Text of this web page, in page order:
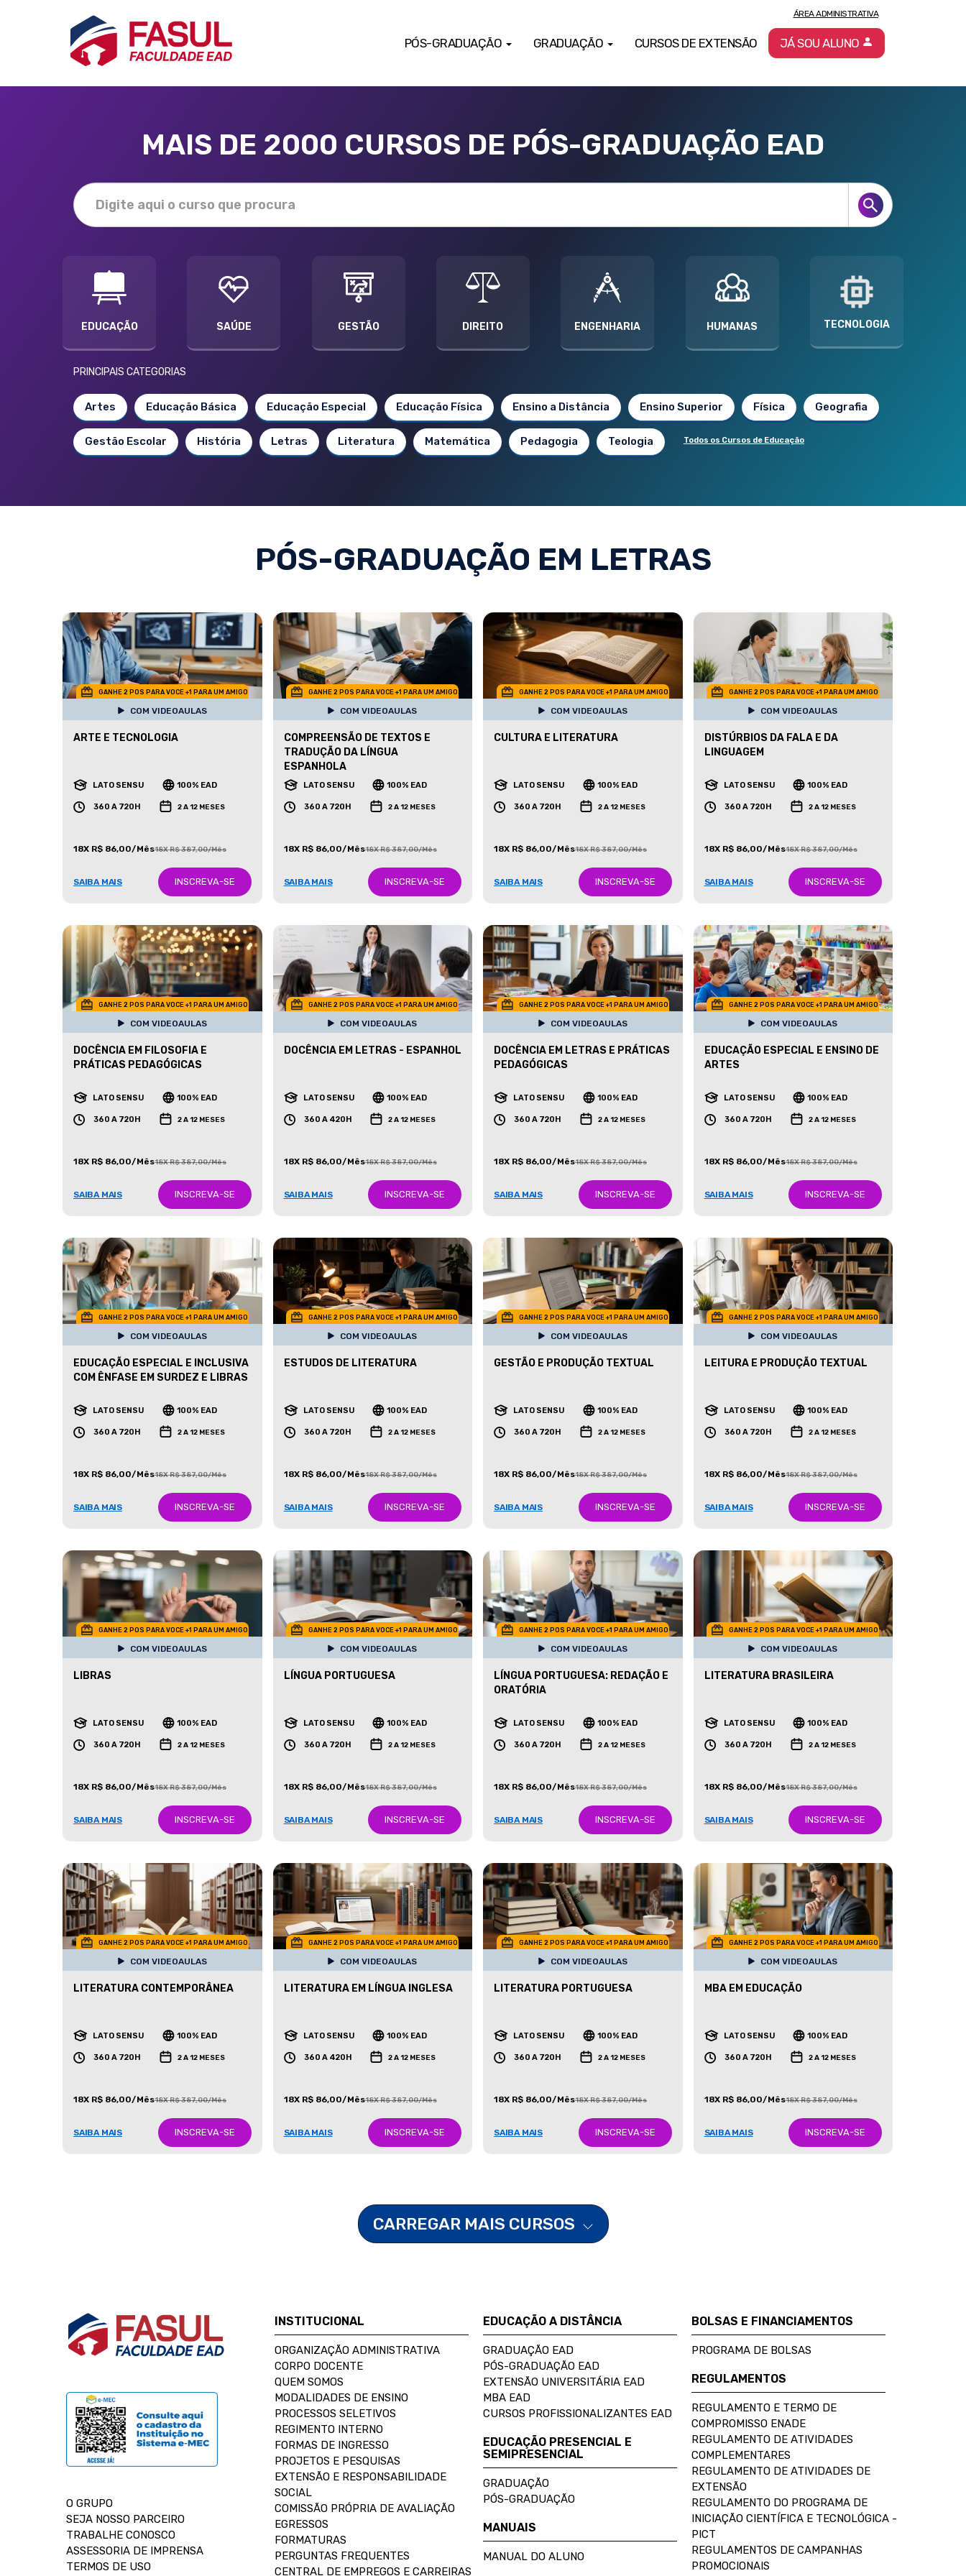
PÓS-GRADUAÇÃO GRADUAÇÃO CURSOS DE EXTENSÃO
ÁREA ADMINISTRATIVA
JÁ SOU ALUNO
MAIS DE 2000 CURSOS DE PÓS-GRADUAÇÃO EAD
EDUCAÇÃO SAÚDE GESTÃO DIREITO ENGENHARIA HUMANAS TECNOLOGIA
PRINCIPAIS CATEGORIAS
Artes Educação Básica Educação Especial Educação Física Ensino a Distância Ensino Superior Física Geografia
Gestão Escolar História Letras Literatura Matemática Pedagogia Teologia Todos os Cursos de Educação
PÓS-GRADUAÇÃO EM LETRAS
GANHE 2 POS PARA VOCE +1 PARA UM AMIGO
COM VIDEOAULAS
ARTE E TECNOLOGIA
LATO SENSU 100% EAD
360 A 720H 2 A 12 MESES
18X R$ 86,00/Mês18X R$ 387,00/Mês
SAIBA MAIS INSCREVA-SE
GANHE 2 POS PARA VOCE +1 PARA UM AMIGO
COM VIDEOAULAS
COMPREENSÃO DE TEXTOS E
TRADUÇÃO DA LÍNGUA
ESPANHOLA
LATO SENSU 100% EAD
360 A 720H 2 A 12 MESES
18X R$ 86,00/Mês18X R$ 387,00/Mês
SAIBA MAIS INSCREVA-SE
GANHE 2 POS PARA VOCE +1 PARA UM AMIGO
COM VIDEOAULAS
CULTURA E LITERATURA
LATO SENSU 100% EAD
360 A 720H 2 A 12 MESES
18X R$ 86,00/Mês18X R$ 387,00/Mês
SAIBA MAIS INSCREVA-SE
GANHE 2 POS PARA VOCE +1 PARA UM AMIGO
COM VIDEOAULAS
DISTÚRBIOS DA FALA E DA
LINGUAGEM
LATO SENSU 100% EAD
360 A 720H 2 A 12 MESES
18X R$ 86,00/Mês18X R$ 387,00/Mês
SAIBA MAIS INSCREVA-SE
GANHE 2 POS PARA VOCE +1 PARA UM AMIGO
COM VIDEOAULAS
DOCÊNCIA EM FILOSOFIA E
PRÁTICAS PEDAGÓGICAS
LATO SENSU 100% EAD
360 A 720H 2 A 12 MESES
18X R$ 86,00/Mês18X R$ 387,00/Mês
SAIBA MAIS INSCREVA-SE
GANHE 2 POS PARA VOCE +1 PARA UM AMIGO
COM VIDEOAULAS
DOCÊNCIA EM LETRAS - ESPANHOL
LATO SENSU 100% EAD
360 A 420H 2 A 12 MESES
18X R$ 86,00/Mês18X R$ 387,00/Mês
SAIBA MAIS INSCREVA-SE
GANHE 2 POS PARA VOCE +1 PARA UM AMIGO
COM VIDEOAULAS
DOCÊNCIA EM LETRAS E PRÁTICAS
PEDAGÓGICAS
LATO SENSU 100% EAD
360 A 720H 2 A 12 MESES
18X R$ 86,00/Mês18X R$ 387,00/Mês
SAIBA MAIS INSCREVA-SE
GANHE 2 POS PARA VOCE +1 PARA UM AMIGO
COM VIDEOAULAS
EDUCAÇÃO ESPECIAL E ENSINO DE
ARTES
LATO SENSU 100% EAD
360 A 720H 2 A 12 MESES
18X R$ 86,00/Mês18X R$ 387,00/Mês
SAIBA MAIS INSCREVA-SE
GANHE 2 POS PARA VOCE +1 PARA UM AMIGO
COM VIDEOAULAS
EDUCAÇÃO ESPECIAL E INCLUSIVA
COM ÊNFASE EM SURDEZ E LIBRAS
LATO SENSU 100% EAD
360 A 720H 2 A 12 MESES
18X R$ 86,00/Mês18X R$ 387,00/Mês
SAIBA MAIS INSCREVA-SE
GANHE 2 POS PARA VOCE +1 PARA UM AMIGO
COM VIDEOAULAS
ESTUDOS DE LITERATURA
LATO SENSU 100% EAD
360 A 720H 2 A 12 MESES
18X R$ 86,00/Mês18X R$ 387,00/Mês
SAIBA MAIS INSCREVA-SE
GANHE 2 POS PARA VOCE +1 PARA UM AMIGO
COM VIDEOAULAS
GESTÃO E PRODUÇÃO TEXTUAL
LATO SENSU 100% EAD
360 A 720H 2 A 12 MESES
18X R$ 86,00/Mês18X R$ 387,00/Mês
SAIBA MAIS INSCREVA-SE
GANHE 2 POS PARA VOCE +1 PARA UM AMIGO
COM VIDEOAULAS
LEITURA E PRODUÇÃO TEXTUAL
LATO SENSU 100% EAD
360 A 720H 2 A 12 MESES
18X R$ 86,00/Mês18X R$ 387,00/Mês
SAIBA MAIS INSCREVA-SE
GANHE 2 POS PARA VOCE +1 PARA UM AMIGO
COM VIDEOAULAS
LIBRAS
LATO SENSU 100% EAD
360 A 720H 2 A 12 MESES
18X R$ 86,00/Mês18X R$ 387,00/Mês
SAIBA MAIS INSCREVA-SE
GANHE 2 POS PARA VOCE +1 PARA UM AMIGO
COM VIDEOAULAS
LÍNGUA PORTUGUESA
LATO SENSU 100% EAD
360 A 720H 2 A 12 MESES
18X R$ 86,00/Mês18X R$ 387,00/Mês
SAIBA MAIS INSCREVA-SE
GANHE 2 POS PARA VOCE +1 PARA UM AMIGO
COM VIDEOAULAS
LÍNGUA PORTUGUESA: REDAÇÃO E
ORATÓRIA
LATO SENSU 100% EAD
360 A 720H 2 A 12 MESES
18X R$ 86,00/Mês18X R$ 387,00/Mês
SAIBA MAIS INSCREVA-SE
GANHE 2 POS PARA VOCE +1 PARA UM AMIGO
COM VIDEOAULAS
LITERATURA BRASILEIRA
LATO SENSU 100% EAD
360 A 720H 2 A 12 MESES
18X R$ 86,00/Mês18X R$ 387,00/Mês
SAIBA MAIS INSCREVA-SE
GANHE 2 POS PARA VOCE +1 PARA UM AMIGO
COM VIDEOAULAS
LITERATURA CONTEMPORÂNEA
LATO SENSU 100% EAD
360 A 720H 2 A 12 MESES
18X R$ 86,00/Mês18X R$ 387,00/Mês
SAIBA MAIS INSCREVA-SE
GANHE 2 POS PARA VOCE +1 PARA UM AMIGO
COM VIDEOAULAS
LITERATURA EM LÍNGUA INGLESA
LATO SENSU 100% EAD
360 A 420H 2 A 12 MESES
18X R$ 86,00/Mês18X R$ 387,00/Mês
SAIBA MAIS INSCREVA-SE
GANHE 2 POS PARA VOCE +1 PARA UM AMIGO
COM VIDEOAULAS
LITERATURA PORTUGUESA
LATO SENSU 100% EAD
360 A 720H 2 A 12 MESES
18X R$ 86,00/Mês18X R$ 387,00/Mês
SAIBA MAIS INSCREVA-SE
GANHE 2 POS PARA VOCE +1 PARA UM AMIGO
COM VIDEOAULAS
MBA EM EDUCAÇÃO
LATO SENSU 100% EAD
360 A 720H 2 A 12 MESES
18X R$ 86,00/Mês18X R$ 387,00/Mês
SAIBA MAIS INSCREVA-SE
CARREGAR MAIS CURSOS
O GRUPO
SEJA NOSSO PARCEIRO
TRABALHE CONOSCO
ASSESSORIA DE IMPRENSA
TERMOS DE USO
INSTITUCIONAL
ORGANIZAÇÃO ADMINISTRATIVA
CORPO DOCENTE
QUEM SOMOS
MODALIDADES DE ENSINO
PROCESSOS SELETIVOS
REGIMENTO INTERNO
FORMAS DE INGRESSO
PROJETOS E PESQUISAS
EXTENSÃO E RESPONSABILIDADE
SOCIAL
COMISSÃO PRÓPRIA DE AVALIAÇÃO
EGRESSOS
FORMATURAS
PERGUNTAS FREQUENTES
CENTRAL DE EMPREGOS E CARREIRAS
EDUCAÇÃO A DISTÂNCIA
GRADUAÇÃO EAD
PÓS-GRADUAÇÃO EAD
EXTENSÃO UNIVERSITÁRIA EAD
MBA EAD
CURSOS PROFISSIONALIZANTES EAD
EDUCAÇÃO PRESENCIAL E
SEMIPRESENCIAL
GRADUAÇÃO
PÓS-GRADUAÇÃO
MANUAIS
MANUAL DO ALUNO
BOLSAS E FINANCIAMENTOS
PROGRAMA DE BOLSAS
REGULAMENTOS
REGULAMENTO E TERMO DE
COMPROMISSO ENADE
REGULAMENTO DE ATIVIDADES
COMPLEMENTARES
REGULAMENTO DE ATIVIDADES DE
EXTENSÃO
REGULAMENTO DO PROGRAMA DE
INICIAÇÃO CIENTÍFICA E TECNOLÓGICA -
PICT
REGULAMENTOS DE CAMPANHAS
PROMOCIONAIS